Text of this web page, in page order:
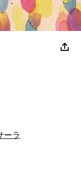
ーラ